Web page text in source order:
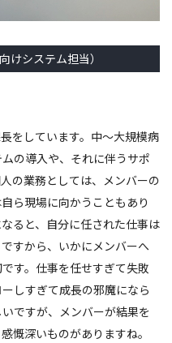
けシステム担当）
をしています。中～大規模病
の導入や、それに伴うサポ
の業務としては、メンバーの
ら現場に向かうこともあり
ると、自分に任された仕事は
すから、いかにメンバーへ
す。仕事を任せすぎて失敗
しすぎて成長の邪魔になら
ですが、メンバーが結果を
慨深いものがありますね。